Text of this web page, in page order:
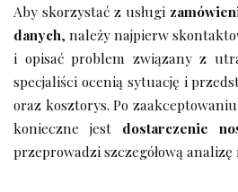
Aby skorzystać z usługi
danych, należy najpierw
i opisać problem związany z
specjaliści ocenią sytuację i
oraz kosztorys. Po
konieczne jest dostarczenie
przeprowadzi szczegółową analizę